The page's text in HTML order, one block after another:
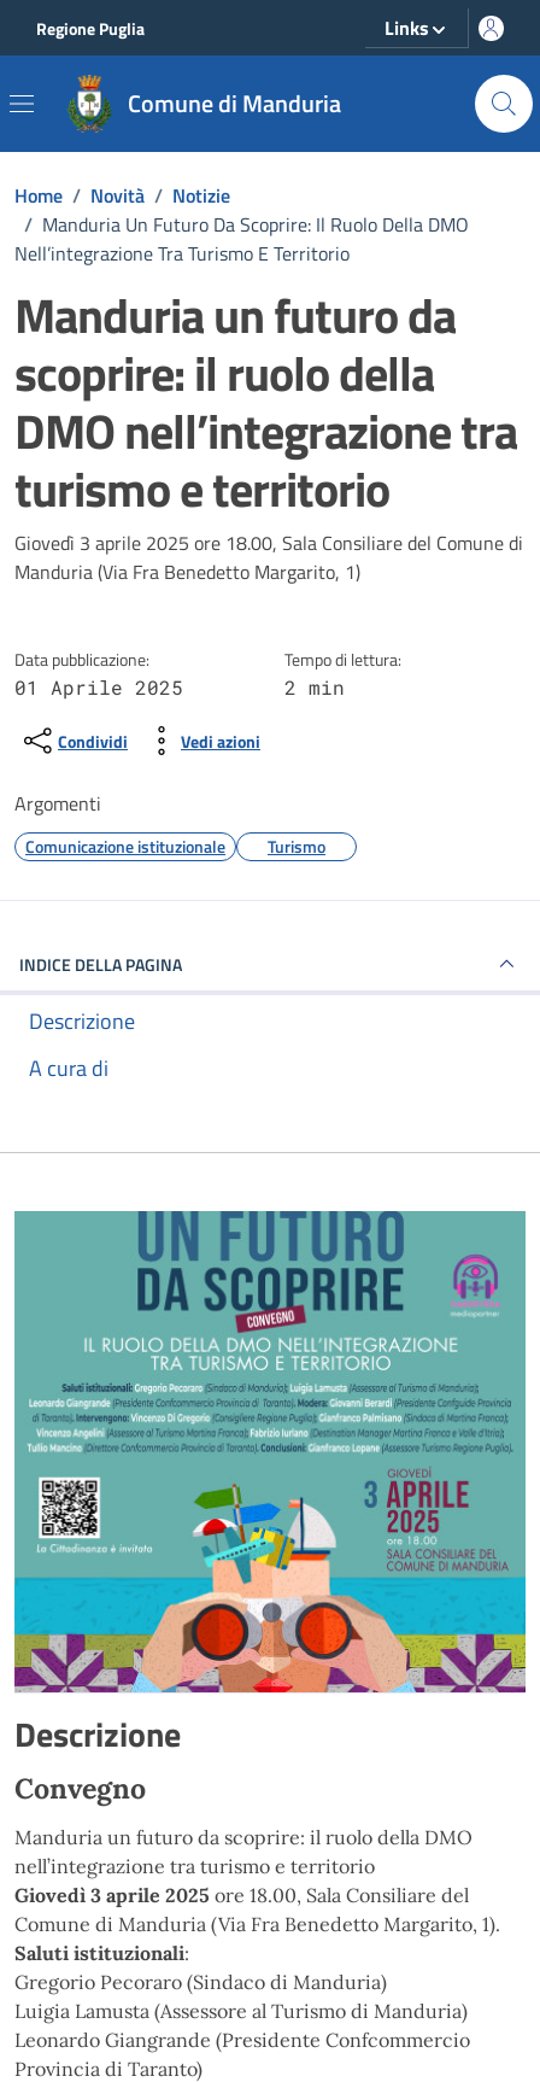
Regione Puglia Links
Comune di Manduria
Home / Novità / Notizie
/ Manduria Un Futuro Da Scoprire: Il Ruolo Della DMO
Nell’integrazione Tra Turismo E Territorio
Manduria un futuro da
scoprire: il ruolo della
DMO nell’integrazione tra
turismo e territorio
Dettagli della notizia
Giovedì 3 aprile 2025 ore 18.00, Sala Consiliare del Comune di
Manduria (Via Fra Benedetto Margarito, 1)
Data pubblicazione:
01 Aprile 2025
Tempo di lettura:
2 min
Condividi Vedi azioni
Argomenti
Comunicazione istituzionale Turismo
INDICE DELLA PAGINA
Descrizione
A cura di
Descrizione
Convegno
Manduria un futuro da scoprire: il ruolo della DMO
nell’integrazione tra turismo e territorio
Giovedì 3 aprile 2025 ore 18.00, Sala Consiliare del
Comune di Manduria (Via Fra Benedetto Margarito, 1).
Saluti istituzionali:
Gregorio Pecoraro (Sindaco di Manduria)
Luigia Lamusta (Assessore al Turismo di Manduria)
Leonardo Giangrande (Presidente Confcommercio
Provincia di Taranto)